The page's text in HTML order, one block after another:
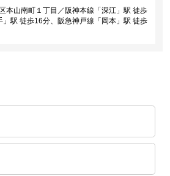
本山南町１丁目／阪神本線「深江」駅 徒歩
駅 徒歩16分、阪急神戸線「岡本」駅 徒歩